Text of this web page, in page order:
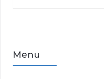
Menu